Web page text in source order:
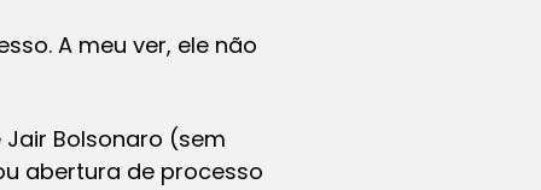
A meu ver, ele não
Bolsonaro (sem
abertura de processo